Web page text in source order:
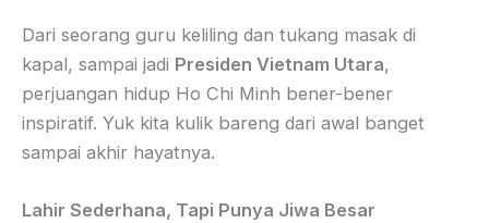
Dari seorang guru keliling dan tukang masak di
kapal, sampai jadi Presiden Vietnam Utara,
perjuangan hidup Ho Chi Minh bener-bener
inspiratif. Yuk kita kulik bareng dari awal banget
sampai akhir hayatnya.
Lahir Sederhana, Tapi Punya Jiwa Besar